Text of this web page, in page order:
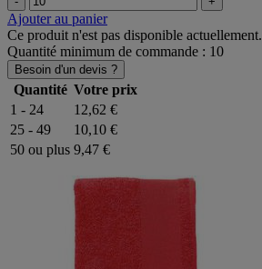
Ajouter au panier
Ce produit n'est pas disponible actuellement.
Quantité minimum de commande : 10
Besoin d'un devis ?
Quantité Votre prix
1 - 24
12,62 €
25 - 49
10,10 €
50 ou plus 9,47 €